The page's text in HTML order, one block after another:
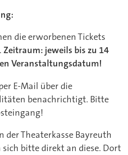
die erworbenen Tickets
Zeitraum: jeweils bis zu 14
Veranstaltungsdatum!
E-Mail über die
benachrichtigt. Bitte
der Theaterkasse Bayreuth
bitte direkt an diese. Dort